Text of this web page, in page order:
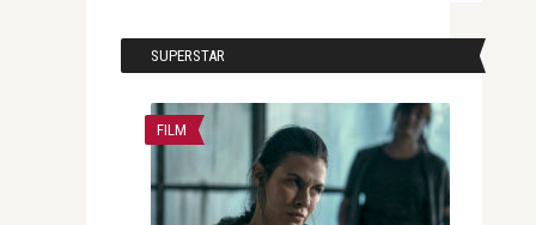
SUPERSTAR
FILM